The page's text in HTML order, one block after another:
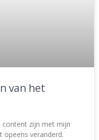
van het
zijn met mijn
opeens veranderd.